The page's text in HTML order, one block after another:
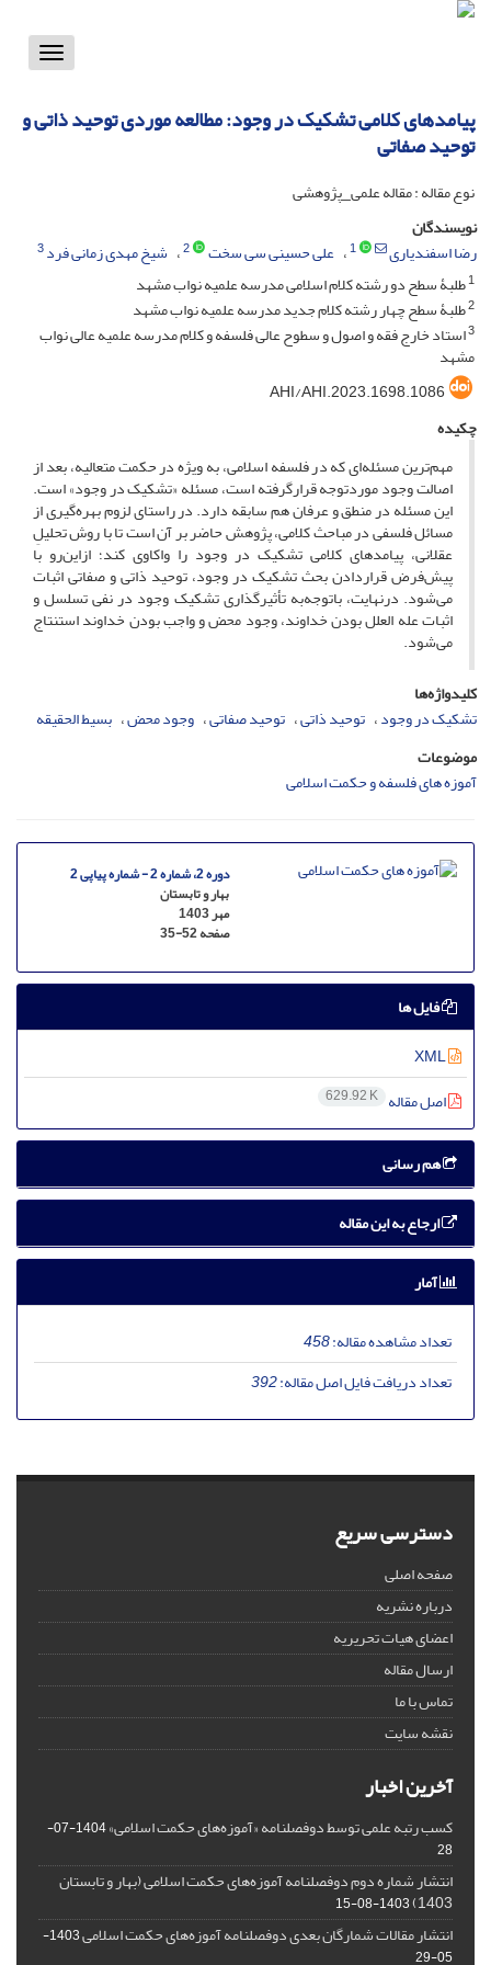
Toggle
پیامدهای کلامی تشکیک در وجود: مطالعه موردی توحید ذاتی و
توحید صفاتی
نوع مقاله : مقاله علمی_پژوهشی
نویسندگان
رضا اسفندیاری
1 علی حسینی سی سخت 2 شیخ مهدی زمانی فرد3
1طلبۀ سطح دو رشته کلام اسلامی مدرسه علمیه نواب مشهد
2طلبۀ سطح چهار رشته کلام جدید مدرسه علمیه نواب مشهد
3استاد خارج فقه و اصول و سطوح عالی فلسفه و کلام مدرسه علمیه عالی نواب
مشهد
AHI/AHI.2023.1698.1086
چکیده
مهم‌ترین مسئله‌ای که در فلسفه اسلامی، به ویژه در حکمت متعالیه، بعد از
اصالت وجود موردتوجه قرارگرفته است، مسئله «تشکیک در وجود» است.
این مسئله در منطق و عرفان هم سابقه دارد. در راستای لزوم بهره‌گیری از
مسائل فلسفی در مباحث کلامی، پژوهش حاضر بر آن است تا با روش تحلیلِ
عقلانی، پیامدهای کلامی تشکیک در وجود را واکاوی کند؛ ازاین‌رو با
پیش‌فرض قراردادن بحث تشکیک در وجود، توحید ذاتی و صفاتی اثبات‌
می‌شود. درنهایت، باتوجه‌به تأثیرگذاری تشکیک وجود در نفی تسلسل و
اثبات عله العلل بودن خداوند، وجود محض و واجب بودن خداوند استنتاج
می‌شود.
کلیدواژه‌ها
تشکیک در وجود توحید ذاتی توحید صفاتی وجود محض بسیط الحقیقه
موضوعات
آموزه های فلسفه و حکمت اسلامی
دوره 2، شماره 2 - شماره پیاپی 2
بهار و تابستان
مهر 1403
صفحه35-52
فایل ها
اصل مقاله 629.92 K
هم رسانی
ارجاع به این مقاله
آمار
تعداد مشاهده مقاله:458
تعداد دریافت فایل اصل مقاله:392
دسترسی سریع
صفحه اصلی
درباره نشریه
اعضای هیات تحریریه
ارسال مقاله
تماس با ما
نقشه سایت
آخرین اخبار
کسب رتبه علمی توسط دوفصلنامه «آموزه‌های حکمت اسلامی»
1404-07-
28
انتشار شماره دوم دوفصلنامه آموزه‌های حکمت اسلامی (بهار و تابستان
1403)
1403-08-15
انتشار مقالات شمارگان بعدی دوفصلنامه آموزه‌های حکمت اسلامی
1403-
05-29